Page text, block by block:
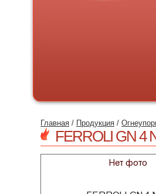
Главная / Продукция /
FERROLI GN 4